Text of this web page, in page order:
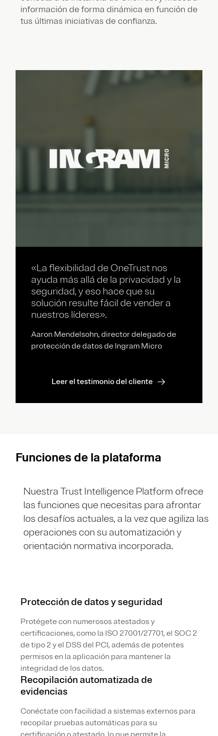
información de forma dinámica en función de
tus últimas iniciativas de confianza.
«La flexibilidad de OneTrust nos
ayuda más allá de la privacidad y la
seguridad, y eso hace que su
solución resulte fácil de vender a
nuestros líderes».
Aaron Mendelsohn, director delegado de
protección de datos de Ingram Micro
Leer el testimonio del cliente
Funciones de la plataforma
Nuestra Trust Intelligence Platform ofrece
las funciones que necesitas para afrontar
los desafíos actuales, a la vez que agiliza las
operaciones con su automatización y
orientación normativa incorporada.
Protección de datos y seguridad
Protégete con numerosos atestados y
certificaciones, como la ISO 27001/27701, el SOC 2
de tipo 2 y el DSS del PCI, además de potentes
permisos en la aplicación para mantener la
integridad de los datos.
Recopilación automatizada de
evidencias
Conéctate con facilidad a sistemas externos para
recopilar pruebas automáticas para su